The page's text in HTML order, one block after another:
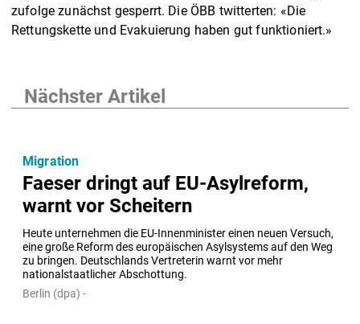
zufolge zunächst gesperrt. Die ÖBB twitterten: «Die
Rettungskette und Evakuierung haben gut funktioniert.»
Nächster Artikel
Faeser dringt auf EU-Asylreform,
warnt vor Scheitern
Heute unternehmen die EU-Innenminister einen neuen Versuch,
eine große Reform des europäischen Asylsystems auf den Weg
zu bringen. Deutschlands Vertreterin warnt vor mehr
nationalstaatlicher Abschottung.
Migration
Berlin (dpa) -